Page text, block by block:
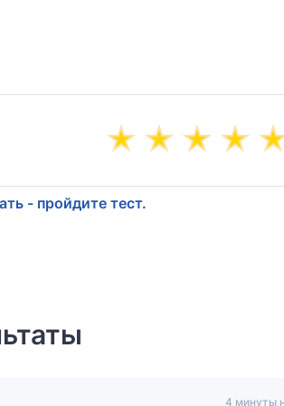
- пройдите тест.
4 минуты